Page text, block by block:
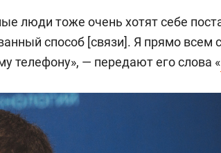
люди тоже очень хотят себе
способ [связи]. Я прямо всем
телефону», — передают его слова «
когда человек не считает
свою сверхнагрузку
с